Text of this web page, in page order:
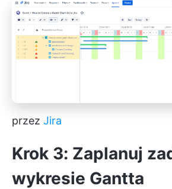
przez Jira
Krok 3: Zaplanuj
wykresie Gantta